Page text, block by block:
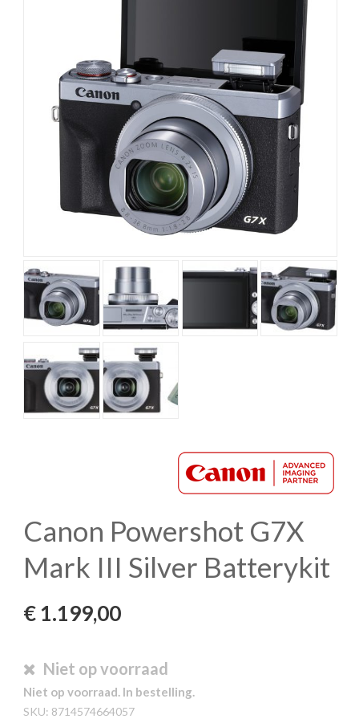
Canon Powershot G7X
Mark III Silver Batterykit
€ 1.199,00
Niet op voorraad
Niet op voorraad. In bestelling.
SKU: 8714574664057